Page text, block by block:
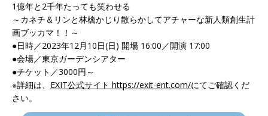
1億年と2千年たっても笑わせる
～カネチ＆リンと林檎かじり散らかしてアチャーな新人類創生計
画ブッカマ！！～
●日時／2023年12月10日(日) 開場 16:00／開演 17:00
●会場／東京ガーデンシアター
●チケット／3000円～
※詳細は、 EXIT公式サイト https://exit-ent.com/にてご確認くだ
さい。